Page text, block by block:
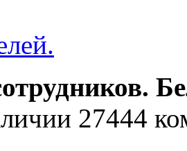
27444